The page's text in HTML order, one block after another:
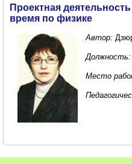
Проектная
время по физике
Автор:
Должность:
Место